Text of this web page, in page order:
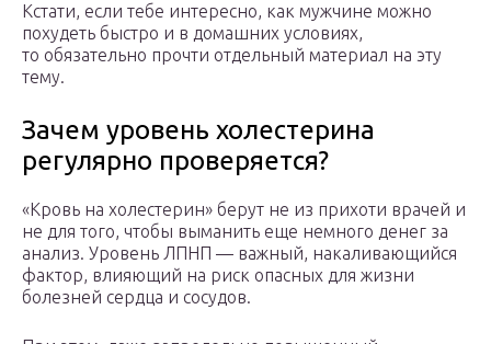
Кстати, если тебе интересно, как мужчине можно
похудеть быстро и в домашних условиях,
то обязательно прочти отдельный материал на эту
тему.
Зачем уровень холестерина
регулярно проверяется?
«Кровь на холестерин» берут не из прихоти врачей и
не для того, чтобы выманить еще немного денег за
анализ. Уровень ЛПНП — важный, накаливающийся
фактор, влияющий на риск опасных для жизни
болезней сердца и сосудов.